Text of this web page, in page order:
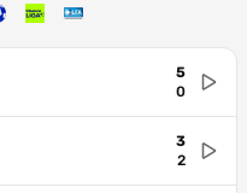
5
0
3
2